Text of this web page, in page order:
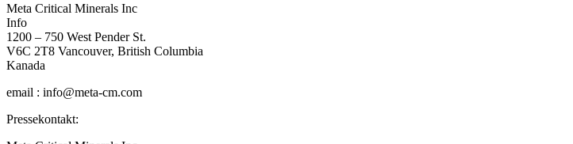
Meta Critical Minerals Inc
Info
1200 – 750 West Pender St.
V6C 2T8 Vancouver, British Columbia
Kanada
email : info@meta-cm.com
Pressekontakt: